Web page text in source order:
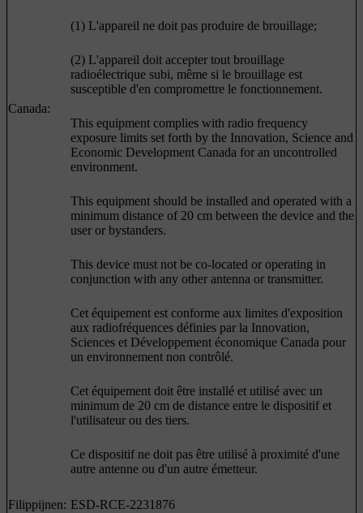
Canada:
(1) L'appareil ne doit pas produire de brouillage;
(2) L'appareil doit accepter tout brouillage
radioélectrique subi, même si le brouillage est
susceptible d'en compromettre le fonctionnement.
This equipment complies with radio frequency
exposure limits set forth by the Innovation, Science and
Economic Development Canada for an uncontrolled
environment.
This equipment should be installed and operated with a
minimum distance of 20 cm between the device and the
user or bystanders.
This device must not be co-located or operating in
conjunction with any other antenna or transmitter.
Cet équipement est conforme aux limites d'exposition
aux radiofréquences définies par la Innovation,
Sciences et Développement économique Canada pour
un environnement non contrôlé.
Cet équipement doit être installé et utilisé avec un
minimum de 20 cm de distance entre le dispositif et
l'utilisateur ou des tiers.
Ce dispositif ne doit pas être utilisé à proximité d'une
autre antenne ou d'un autre émetteur.
Filippijnen: ESD-RCE-2231876